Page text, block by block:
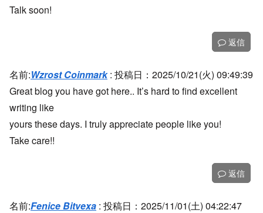
Talk soon!
返信
名前:Wzrost Coinmark: 投稿日：2025/10/21(火) 09:49:39
Great blog you have got here.. It’s hard to find excellent
writing like
yours these days. I truly appreciate people like you!
Take care!!
返信
名前:Fenice Bitvexa : 投稿日：2025/11/01(土) 04:22:47